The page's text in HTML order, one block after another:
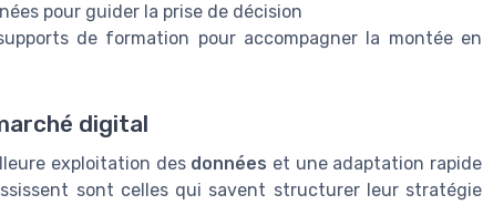
pour guider la prise de décision
de formation pour accompagner la montée en
digital
exploitation des données et une adaptation rapide
sont celles qui savent structurer leur stratégie